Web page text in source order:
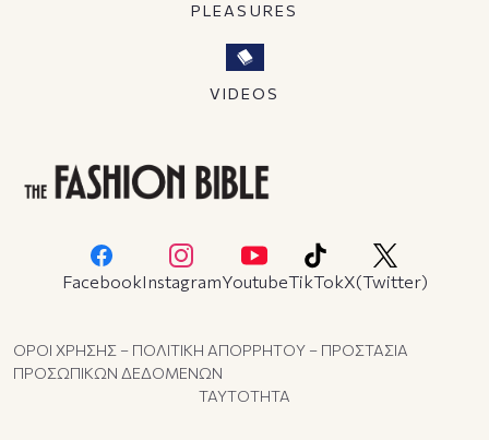
PLEASURES
VIDEOS
FacebookInstagramYoutubeTikTokX(Twitter)
ΟΡΟΙ ΧΡΗΣΗΣ – ΠΟΛΙΤΙΚΗ ΑΠΟΡΡΗΤΟΥ – ΠΡΟΣΤΑΣΙΑ
ΠΡΟΣΩΠΙΚΩΝ ΔΕΔΟΜΕΝΩΝ
ΤΑΥΤΟΤΗΤΑ